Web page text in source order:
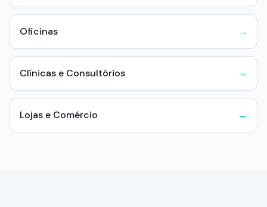
Oficinas →
Clínicas e Consultórios →
Lojas e Comércio →